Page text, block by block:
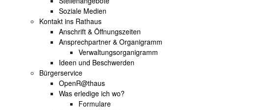
Soziale Medien
Kontakt ins Rathaus
Anschrift & Öffnungszeiten
Ansprechpartner & Organigramm
Verwaltungsorganigramm
Ideen und Beschwerden
Bürgerservice
OpenR@thaus
Was erledige ich wo?
Formulare